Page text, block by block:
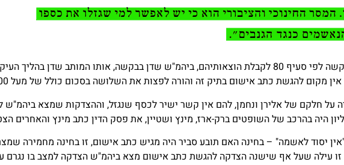
לאחר זיכויים הגישו השלושה בקשה לפי סעיף 80 לקבלת הוצאותיהם, ביהמ"ש שדן בבקשה, אותו
מקום להגשת כתב אישום בתיק זה והורה לפצות את השלושה בסכום כולל של מעל 350,000 ₪.
על חלקם של אלירן ונחמן, להם אין קשר ישיר לכסף שנגזל, וההצדקות שמצא ביהמ"ש
היה בהרכב של השופטים ברק-ארז, מינץ ושטיין, את פסק הדין כתב מינץ והאחרים
יסוד לאשמה" – בחינה האם תובע סביר היה מגיש כתב אישום, זו בחינה מחמירה
זו עילה שעל אף שישנה הצדקה להגשת כתב אישום מצא ביהמ"ש הצדקה למצב בו נגרם